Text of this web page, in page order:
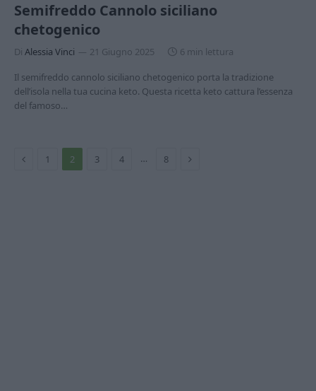
Semifreddo Cannolo siciliano
chetogenico
Di Alessia Vinci 21 Giugno 2025
6 min lettura
Il semifreddo cannolo siciliano chetogenico porta la tradizione
dell’isola nella tua cucina keto. Questa ricetta keto cattura l’essenza
del famoso…
Precedente
1 2 3 4 … 8 Prossimo